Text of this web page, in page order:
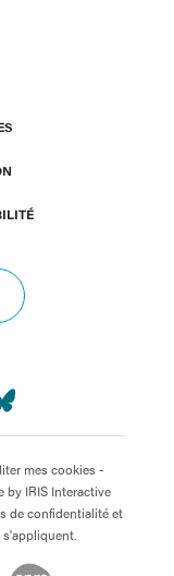
mes cookies-
by IRIS Interactive
de confidentialité et